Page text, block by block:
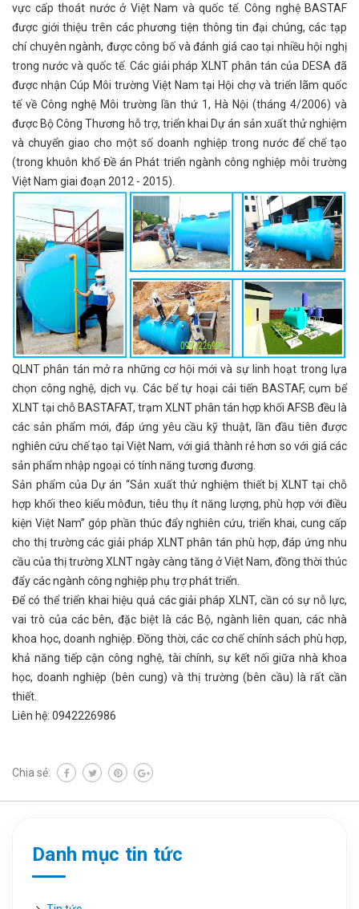
vực cấp thoát nước ở Việt Nam và quốc tế. Công nghệ BASTAF
được giới thiệu trên các phương tiện thông tin đại chúng, các tạp
chí chuyên ngành, được công bố và đánh giá cao tại nhiều hội nghị
trong nước và quốc tế. Các giải pháp XLNT phân tán của DESA đã
được nhận Cúp Môi trường Việt Nam tại Hội chợ và triển lãm quốc
tế về Công nghệ Môi trường lần thứ 1, Hà Nội (tháng 4/2006) và
được Bộ Công Thương hỗ trợ, triển khai Dự án sản xuất thử nghiệm
và chuyển giao cho một số doanh nghiệp trong nước để chế tạo
(trong khuôn khổ Đề án Phát triển ngành công nghiệp môi trường
Việt Nam giai đoạn 2012 - 2015).
QLNT phân tán mở ra những cơ hội mới và sự linh hoạt trong lựa
chọn công nghệ, dịch vụ. Các bể tự hoại cải tiến BASTAF, cụm bể
XLNT tại chỗ BASTAFAT, trạm XLNT phân tán hợp khối AFSB đều là
các sản phẩm mới, đáp ứng yêu cầu kỹ thuật, lần đầu tiên được
nghiên cứu chế tạo tại Việt Nam, với giá thành rẻ hơn so với giá các
sản phẩm nhập ngoại có tính năng tương đương.
Sản phẩm của Dự án “Sản xuất thử nghiệm thiết bị XLNT tại chỗ
hợp khối theo kiểu môđun, tiêu thụ ít năng lượng, phù hợp với điều
kiện Việt Nam’’ góp phần thúc đẩy nghiên cứu, triển khai, cung cấp
cho thị trường các giải pháp XLNT phân tán phù hợp, đáp ứng nhu
cầu của thị trường XLNT ngày càng tăng ở Việt Nam, đồng thời thúc
đẩy các ngành công nghiệp phụ trợ phát triển.
Để có thể triển khai hiệu quả các giải pháp XLNT, cần có sự nỗ lực,
vai trò của các bên, đặc biệt là các Bộ, ngành liên quan, các nhà
khoa học, doanh nghiệp. Đồng thời, các cơ chế chính sách phù hợp,
khả năng tiếp cận công nghệ, tài chính, sự kết nối giữa nhà khoa
học, doanh nghiệp (bên cung) và thị trường (bên cầu) là rất cần
thiết.
Liên hệ: 0942226986
Chia sẻ:
Danh mục tin tức